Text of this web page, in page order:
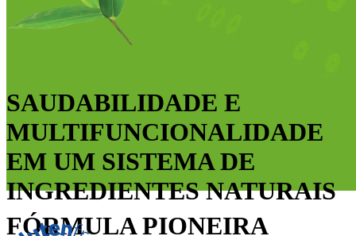
FÓRMULA PIONEIRA
SAUDABILIDADE E
MULTIFUNCIONALIDADE
EM UM SISTEMA DE
INGREDIENTES NATURAIS